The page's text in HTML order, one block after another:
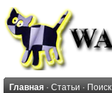
Главная · Статьи · Поиск